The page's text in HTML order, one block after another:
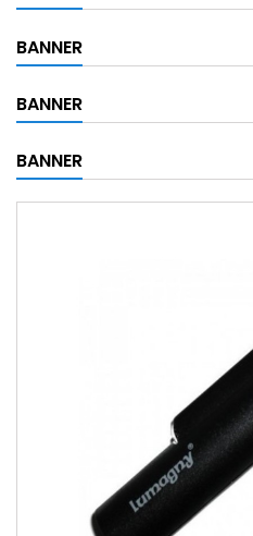
BANNER
BANNER
BANNER